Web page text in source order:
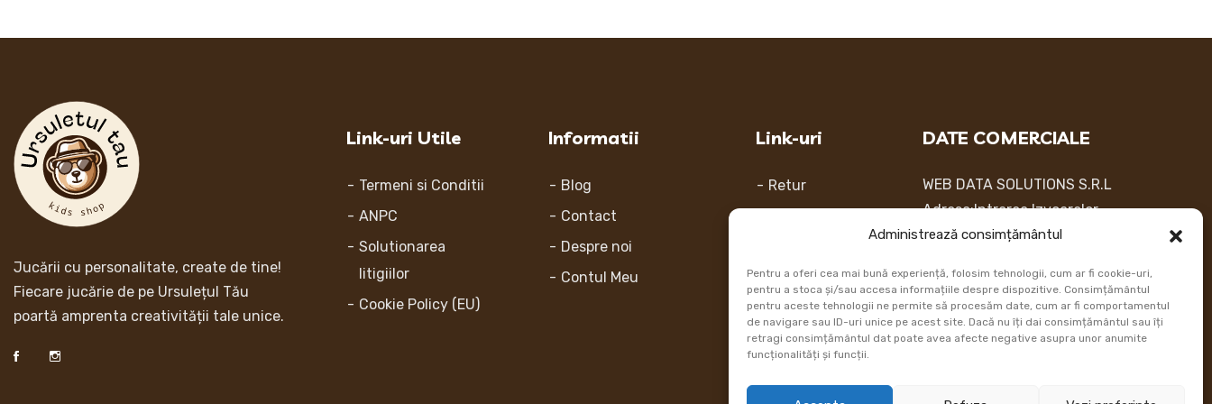
Administrează consimțământul
Pentru a oferi cea mai bună experiență, folosim tehnologii, cum ar fi cookie-uri,
pentru a stoca și/sau accesa informațiile despre dispozitive. Consimțământul
pentru aceste tehnologii ne permite să procesăm date, cum ar fi comportamentul
de navigare sau ID-uri unice pe acest site. Dacă nu îți dai consimțământul sau îți
retragi consimțământul dat poate avea afecte negative asupra unor anumite
funcționalități și funcții.
Jucării cu personalitate, create de tine!
Fiecare jucărie de pe Ursulețul Tău
poartă amprenta creativității tale unice.
Link-uri Utile
Termeni si Conditii
ANPC
Solutionarea
litigiilor
Cookie Policy (EU)
Informatii
Blog
Contact
Despre noi
Contul Meu
Link-uri
Retur
Cum comand
DATE COMERCIALE
WEB DATA SOLUTIONS S.R.L
Adresa:Intrarea Izvoarelor
Nr. 6, Otopeni,Ilfov
Email:contact@ursuletultau.ro